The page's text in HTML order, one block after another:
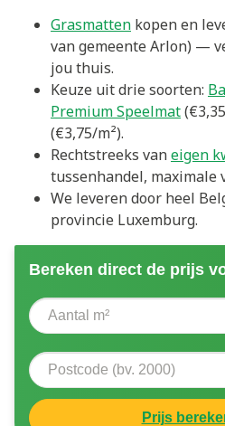
Grasmatten kopen en
van gemeente Arlon) —
jou thuis.
Keuze uit drie soorten:
Premium Speelmat
(€3,75/m²).
Rechtstreeks vaneigen
tussenhandel, maximale
We leveren door heel
provincie Luxemburg.
Bereken direct de prijs
Prijs